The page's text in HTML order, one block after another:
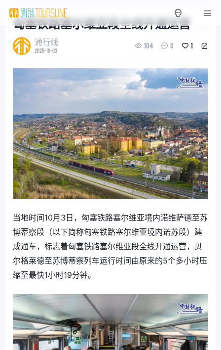
匈塞铁路塞尔维亚段全线开通运营
通行线
2025-10-03
104 0 1
当地时间10月3日，匈塞铁路塞尔维亚境内诺维萨德至苏
博蒂察段（以下简称匈塞铁路塞尔维亚境内诺苏段）建
成通车，标志着匈塞铁路塞尔维亚段全线开通运营，贝
尔格莱德至苏博蒂察列车运行时间由原来的5个多小时压
缩至最快1小时19分钟。